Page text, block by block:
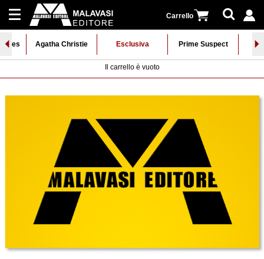
Carrello
Il carrello è vuoto
Registrati
Collane
Newsletter
Agatha Christie Esclusiva Prime Suspect
⏴ ⏵